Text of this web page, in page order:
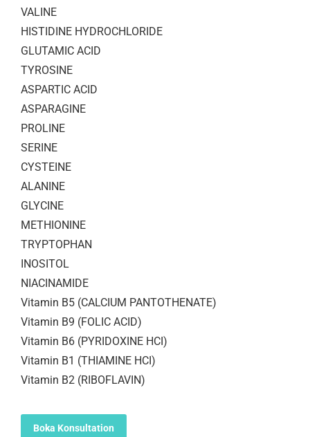
VALINE
HISTIDINE HYDROCHLORIDE
GLUTAMIC ACID
TYROSINE
ASPARTIC ACID
ASPARAGINE
PROLINE
SERINE
CYSTEINE
ALANINE
GLYCINE
METHIONINE
TRYPTOPHAN
INOSITOL
NIACINAMIDE
Vitamin B5 (CALCIUM PANTOTHENATE)
Vitamin B9 (FOLIC ACID)
Vitamin B6 (PYRIDOXINE HCI)
Vitamin B1 (THIAMINE HCI)
Vitamin B2 (RIBOFLAVIN)
Boka Konsultation